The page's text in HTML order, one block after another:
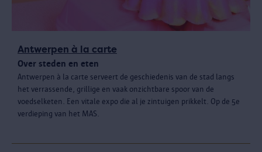
Antwerpen à la carte
Over steden en eten
Antwerpen à la carte serveert de geschiedenis van de stad langs
het verrassende, grillige en vaak onzichtbare spoor van de
voedselketen. Een vitale expo die al je zintuigen prikkelt. Op de 5e
verdieping van het MAS.